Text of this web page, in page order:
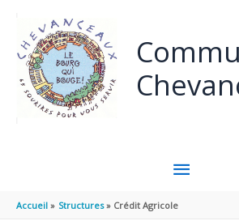
MENU
Accueil Structures Crédit Agricole